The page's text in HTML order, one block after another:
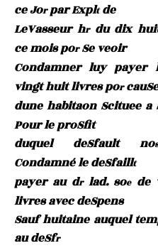
ce Jorpar Expltde
LeVasseur hrdu dix
ce mois porSe veoir
Condamner luy payer
vingt huit livres porcauSe
dune habitaon Scituee a
Pour le proSfit
duquel deSfault nos
Condamné le deSfaillt
payer au drlad. soede
livres avec deSpens
Sauf huitaine auquel
au deSfr